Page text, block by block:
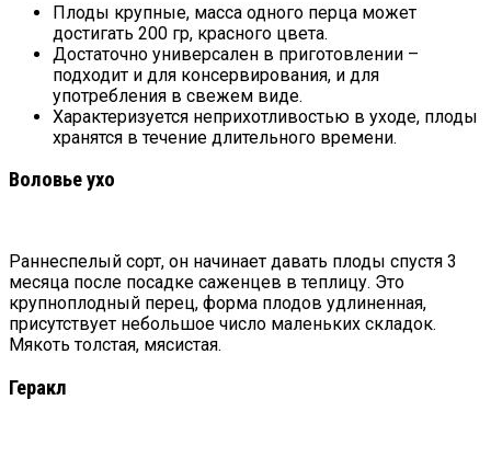
Плоды крупные, масса одного перца может
достигать 200 гр, красного цвета.
Достаточно универсален в приготовлении –
подходит и для консервирования, и для
употребления в свежем виде.
Характеризуется неприхотливостью в уходе, плоды
хранятся в течение длительного времени.
Воловье ухо
Раннеспелый сорт, он начинает давать плоды спустя 3
месяца после посадке саженцев в теплицу. Это
крупноплодный перец, форма плодов удлиненная,
присутствует небольшое число маленьких складок.
Мякоть толстая, мясистая.
Геракл